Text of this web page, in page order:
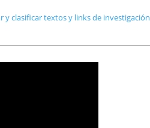
clasificar textos y links de investigación